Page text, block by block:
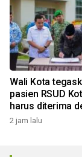
Wali Kota
pasien RSUD
harus diterima
profesional
2 jam lalu